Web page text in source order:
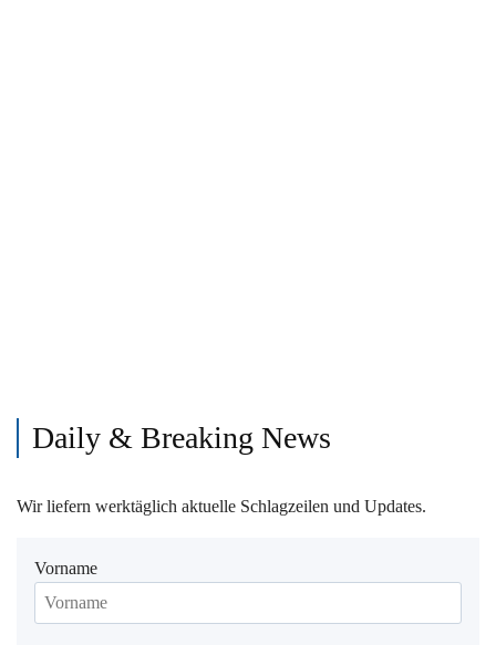
Daily & Breaking News
Wir liefern werktäglich aktuelle Schlagzeilen und Updates.
Vorname